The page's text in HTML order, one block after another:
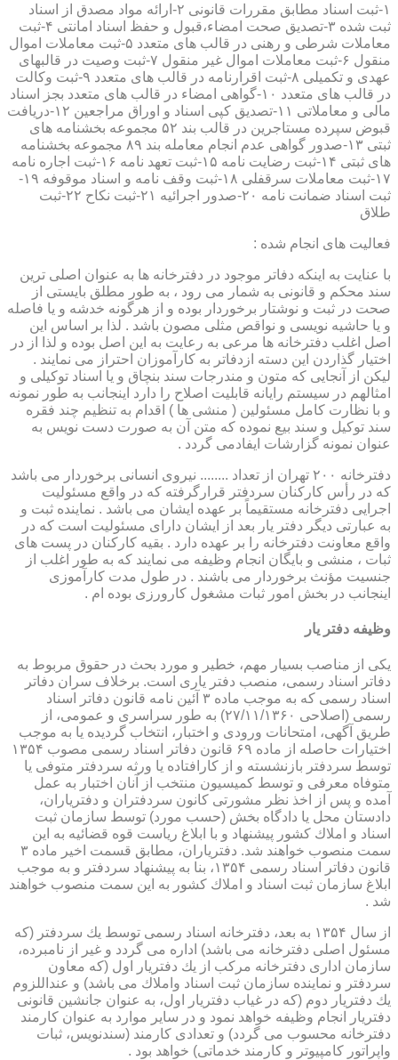
۱-ثبت اسناد مطابق مقررات قانونی ۲-ارائه مواد مصدق از اسناد
ثبت شده ۳-تصدیق صحت امضاء،قبول و حفظ اسناد امانتی ۴-ثبت
معاملات شرطی و رهنی در قالب های متعدد ۵-ثبت معاملات اموال
منقول ۶-ثبت معاملات اموال غیر منقول ۷-ثبت وصیت در قالبهای
عهدی و تکمیلی ۸-ثبت اقرارنامه در قالب های متعدد ۹-ثبت وکالت
در قالب های متعدد ۱۰-گواهی امضاء در قالب های متعدد بجز اسناد
مالی و معاملاتی ۱۱-تصدیق کپی اسناد و اوراق مراجعین ۱۲-دریافت
قبوض سپرده مستاجرین در قالب بند ۵۲ مجموعه بخشنامه های
ثبتی ۱۳-صدور گواهی عدم انجام معامله بند ۸۹ مجموعه بخشنامه
های ثبتی ۱۴-ثبت رضایت نامه ۱۵-ثبت تعهد نامه ۱۶-ثبت اجاره نامه
۱۷-ثبت معاملات سرقفلی ۱۸-ثبت وقف نامه و اسناد موقوفه ۱۹-
ثبت اسناد ضمانت نامه ۲۰-صدور اجرائیه ۲۱-ثبت نکاح ۲۲-ثبت
طلاق
فعالیت های انجام شده :
با عنایت به اینکه دفاتر موجود در دفترخانه ها به عنوان اصلی ترین
سند محکم و قانونی به شمار می رود ، به طور مطلق بایستی از
صحت در ثبت و نوشتار برخوردار بوده و از هرگونه خدشه و یا فاصله
و یا حاشیه نویسی و نواقص مثلی مصون باشد . لذا بر اساس این
اصل اغلب دفترخانه ها مرعی به رعایت به این اصل بوده و لذا از در
اختیار گذاردن این دسته ازدفاتر به کارآموزان احتراز می نمایند .
لیکن از آنجایی که متون و مندرجات سند بنچاق و یا اسناد توکیلی و
امثالهم در سیستم رایانه قابلیت اصلاح را دارد اینجانب به طور نمونه
و با نظارت کامل مسئولین ( منشی ها ) اقدام به تنظیم چند فقره
سند توکیل و سند بیع نموده که متن آن به صورت دست نویس به
عنوان نمونه گزارشات ایفادمی گردد .
دفترخانه ۲۰۰ تهران از تعداد ........ نیروی انسانی برخوردار می باشد
که در رأس کارکنان سردفتر قرارگرفته که در واقع مسئولیت
اجرایی دفترخانه مستقیماً بر عهده ایشان می باشد . نماینده ثبت و
به عبارتی دیگر دفتر یار بعد از ایشان دارای مسئولیت است که در
واقع معاونت دفترخانه را بر عهده دارد . بقیه کارکنان در پست های
ثبات ، منشی و بایگان انجام وظیفه می نمایند که به طور اغلب از
جنسیت مؤنث برخوردار می باشند . در طول مدت کارآموزی
اینجانب در بخش امور ثبات مشغول کارورزی بوده ام .
وظیفه دفتر یار
یكی از مناصب بسیار مهم، خطیر و مورد بحث در حقوق مربوط به
دفاتر اسناد رسمی، منصب دفتر یاری است. برخلاف سران دفاتر
اسناد رسمی كه به موجب ماده ۳ آئین نامه قانون دفاتر اسناد
رسمی (اصلاحی ۲۷/۱۱/۱۳۶۰) به طور سراسری و عمومی، از
طریق آگهی، امتحانات ورودی و اختبار، انتخاب گردیده یا به موجب
اختیارات حاصله از ماده ۶۹ قانون دفاتر اسناد رسمی مصوب ۱۳۵۴
توسط سردفتر بازنشسته و از كارافتاده یا ورثه سردفتر متوفی یا
متوفاه معرفی و توسط كمیسیون منتخب از آنان اختبار به عمل
آمده و پس از اخذ نظر مشورتی كانون سردفتران و دفتریاران،
دادستان محل یا دادگاه بخش (حسب مورد) توسط سازمان ثبت
اسناد و املاك كشور پیشنهاد و با ابلاغ ریاست قوه قضائیه به این
سمت منصوب خواهند شد. دفتریاران، مطابق قسمت اخیر ماده ۳
قانون دفاتر اسناد رسمی ۱۳۵۴، بنا به پیشنهاد سردفتر و به موجب
ابلاغ سازمان ثبت اسناد و املاك كشور به این سمت منصوب خواهند
شد .
از سال ۱۳۵۴ به بعد، دفترخانه اسناد رسمی توسط یك سردفتر (كه
مسئول اصلی دفترخانه می باشد) اداره می گردد و غیر از نامبرده،
سازمان اداری دفترخانه مركب از یك دفتریار اول (كه معاون
سردفتر و نماینده سازمان ثبت اسناد واملاك می باشد) و عنداللزوم
یك دفتریار دوم (كه در غیاب دفتریار اول، به عنوان جانشین قانونی
دفتریار انجام وظیفه خواهد نمود و در سایر موارد به عنوان كارمند
دفترخانه محسوب می گردد) و تعدادی كارمند (سندنویس، ثبات
واپراتور كامپیوتر و كارمند خدماتی) خواهد بود .